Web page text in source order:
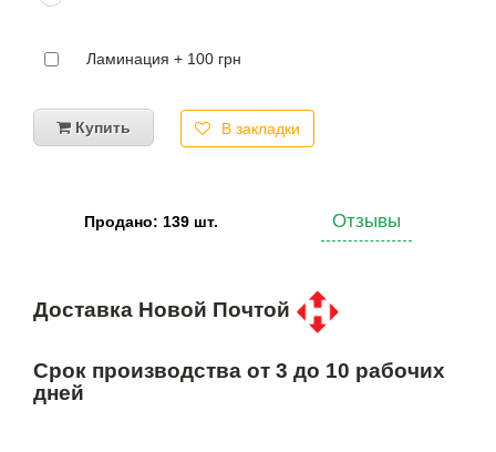
Ламинация + 100 грн
Купить В закладки
Продано: 139 шт. Отзывы
Доставка Новой Почтой
Срок производства от 3 до 10 рабочих
дней